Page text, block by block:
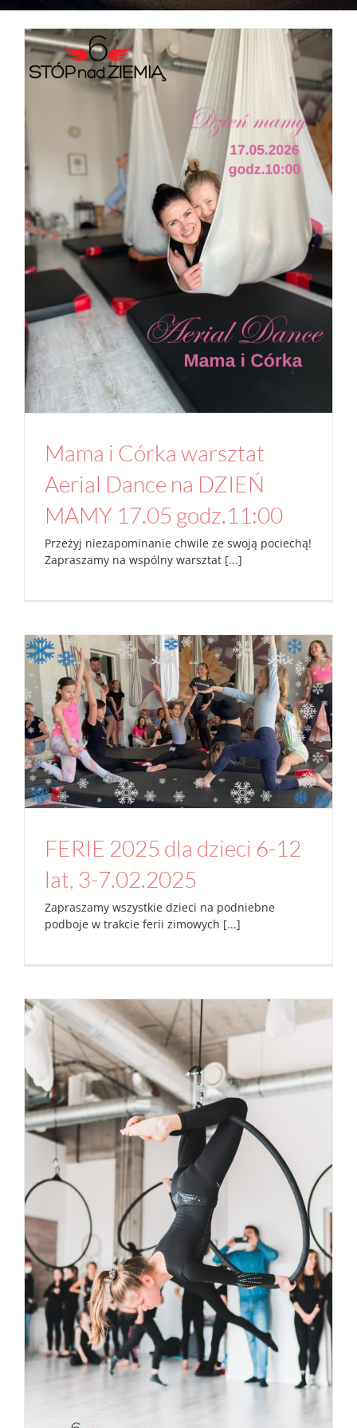
Mama i Córka warsztat Aerial Dance na
DZIEŃ MAMY 17.05 godz.11:00
aerial joga Aktualności
Mama i Córka warsztat
Aerial Dance na DZIEŃ
MAMY 17.05 godz.11:00
Przeżyj niezapominanie chwile ze swoją pociechą!
Zapraszamy na wspólny warsztat [...]
FERIE 2025 dla dzieci 6-12 lat, 3-7.02.2025
aerial joga Aktualności Studio
FERIE 2025 dla dzieci 6-12
lat, 3-7.02.2025
Zapraszamy wszystkie dzieci na podniebne
podboje w trakcie ferii zimowych [...]
LATAJĄCE URODZINY w 6 Stóp nad Ziemią
Aktualności Studio